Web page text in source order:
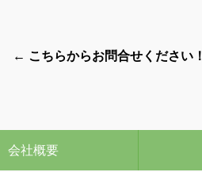
← こちらからお問合せください！
会社概要